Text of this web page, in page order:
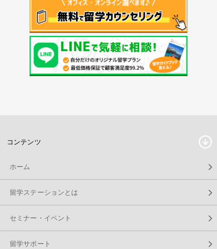
コンテンツ
ホーム
留学ステーションとは
セミナー・イベント
留学サポート